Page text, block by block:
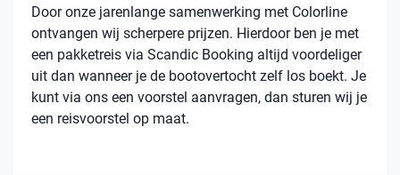
Door onze jarenlange samenwerking met Colorline
ontvangen wij scherpere prijzen. Hierdoor ben je met
een pakketreis via Scandic Booking altijd voordeliger
uit dan wanneer je de bootovertocht zelf los boekt. Je
kunt via ons een voorstel aanvragen, dan sturen wij je
een reisvoorstel op maat.